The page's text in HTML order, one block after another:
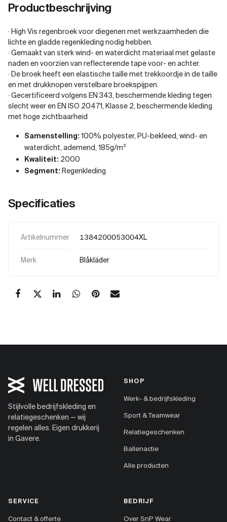
Productbeschrijving
· High Vis regenbroek voor diegenen met werkzaamheden die
lichte en gladde regenkleding nodig hebben.
· Gemaakt van sterk wind- en waterdicht materiaal met gelaste
naden en voorzien van reflecterende tape voor- en achter.
· De broek heeft een elastische taille met trekkoordje in de taille
en met drukknopen verstelbare broekspijpen.
· Gecertificeerd volgens EN 343, beschermende kleding tegen
slecht weer en EN ISO 20471, Klasse 2, beschermende kleding
met hoge zichtbaarheid
Samenstelling: 100% polyester, PU-bekleed, wind- en
waterdicht, ademend, 185g/m²
Kwaliteit: 2000
Segment: Regenkleding
Specificaties
Artikelnummer 1384200053004XL
Merk Blåkläder
Stijlvolle bedrijfskleding en
relatiegeschenken — wij
regelen alles. Eigen drukkerij
in Gavere.
SHOP
Werk- & bedrijfskleding
Sport & Teamwear
Relatiegeschenken
Ballenactie
Alle producten
SERVICE
Contact & offerte
BEDRIJF
Over SnP Wear